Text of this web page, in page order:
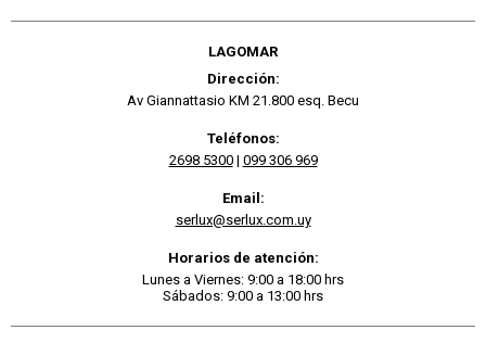
LAGOMAR
Dirección:
Av Giannattasio KM 21.800 esq. Becu
Teléfonos:
2698 5300| 099 306 969
Email:
serlux@serlux.com.uy
Horarios de atención:
Lunes a Viernes: 9:00 a 18:00 hrs
Sábados: 9:00 a 13:00 hrs